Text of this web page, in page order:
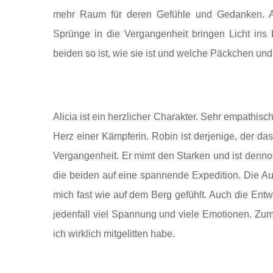
mehr Raum für deren Gefühle und
Sprünge in die Vergangenheit bringen Licht
beiden so ist, wie sie ist und welche Päckchen
Alicia ist ein herzlicher Charakter. Sehr
Herz einer Kämpferin. Robin ist derjenige, der
Vergangenheit. Er mimt den Starken und ist
die beiden auf eine spannende Expedition. Die
mich fast wie auf dem Berg gefühlt. Auch die
jedenfall viel Spannung und viele Emotionen.
ich wirklich mitgelitten habe.